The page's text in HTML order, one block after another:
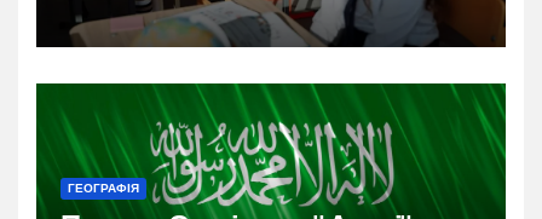
ГЕОГРАФІЯ